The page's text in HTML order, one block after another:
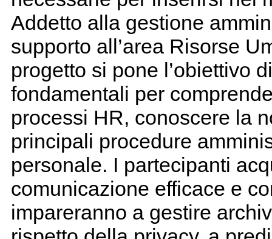
Addetto alla gestione
supporto all’area Risorse
progetto si pone l’obiettivo
fondamentali per
processi HR, conoscere la
principali procedure
personale. I partecipanti
comunicazione efficace e
impareranno a gestire